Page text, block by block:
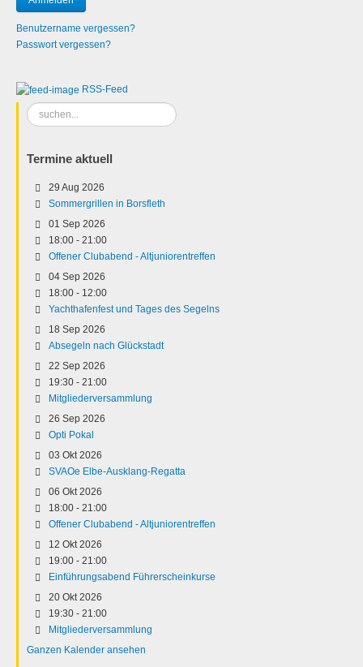
Benutzername vergessen?
Passwort vergessen?
RSS-Feed
Suchen
...
Termine aktuell
29 Aug 2026
Sommergrillen in Borsfleth
01 Sep 2026
18:00 - 21:00
Offener Clubabend - Altjuniorentreffen
04 Sep 2026
18:00 - 12:00
Yachthafenfest und Tages des Segelns
18 Sep 2026
Absegeln nach Glückstadt
22 Sep 2026
19:30 - 21:00
Mitgliederversammlung
26 Sep 2026
Opti Pokal
03 Okt 2026
SVAOe Elbe-Ausklang-Regatta
06 Okt 2026
18:00 - 21:00
Offener Clubabend - Altjuniorentreffen
12 Okt 2026
19:00 - 21:00
Einführungsabend Führerscheinkurse
20 Okt 2026
19:30 - 21:00
Mitgliederversammlung
Ganzen Kalender ansehen